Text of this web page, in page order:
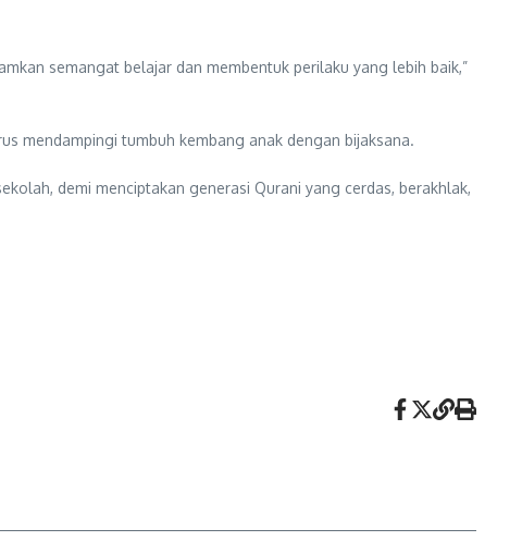
semangat belajar dan membentuk perilaku yang lebih baik,”
mendampingi tumbuh kembang anak dengan bijaksana.
demi menciptakan generasi Qurani yang cerdas, berakhlak,